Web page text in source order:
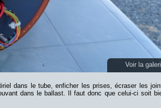
Voir la
dans le tube, enficher les prises, écraser les
dans le ballast. Il faut donc que celui-ci soit